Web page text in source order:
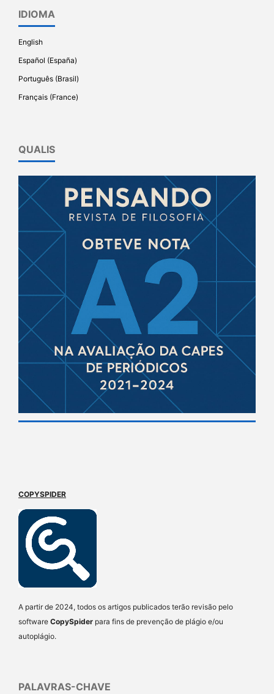
IDIOMA
English
Español (España)
Português (Brasil)
Français (France)
QUALIS
COPYSPIDER
A partir de 2024, todos os artigos publicados terão revisão pelo
software CopySpider para fins de prevenção de plágio e/ou
autoplágio.
PALAVRAS-CHAVE